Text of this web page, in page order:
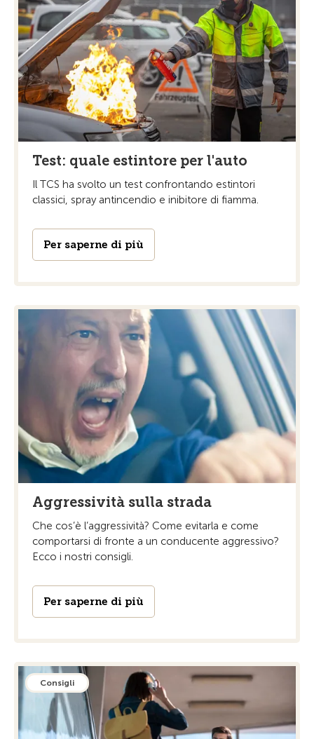
Test: quale estintore per l'auto
Il TCS ha svolto un test confrontando estintori
classici, spray antincendio e inibitore di fiamma.
Per saperne di più
Aggressività sulla strada
Che cos’è l’aggressività? Come evitarla e come
comportarsi di fronte a un conducente aggressivo?
Ecco i nostri consigli.
Per saperne di più
Consigli